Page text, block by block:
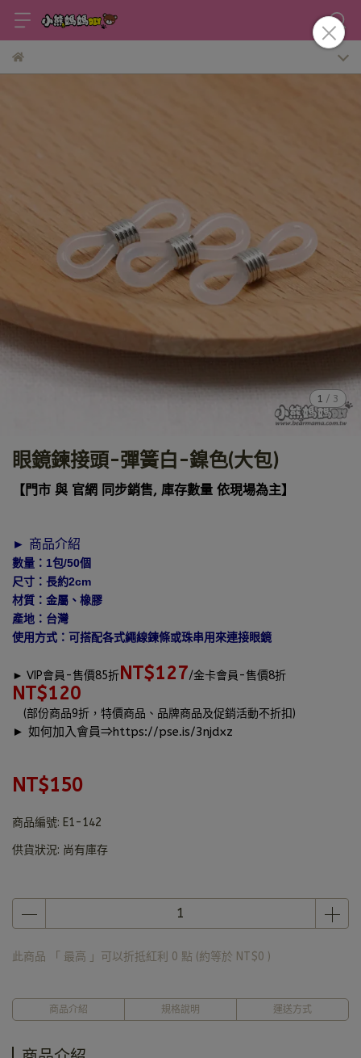
1 / 3
眼鏡鍊接頭-彈簧白-鎳色(大包)
【門市 與 官網 同步銷售, 庫存數量 依現場為主】
► 商品介紹
數量：1包/50個
尺寸：長約2cm
材質：金屬、橡膠
產地：台灣
使用方式：可搭配各式繩線鍊條或珠串用來連接眼鏡
► VIP會員-售價85折 NT$127/金卡會員-售價8折
NT$120
(部份商品9折，特價商品、品牌商品及促銷活動不折扣)
► 如何加入會員⇒https://pse.is/3njdxz
NT$150
商品編號: E1-142
供貨狀況: 尚有庫存
此商品 「 最高 」可以折抵紅利 0 點 (約等於 NT$0 )
商品介紹 規格說明 運送方式